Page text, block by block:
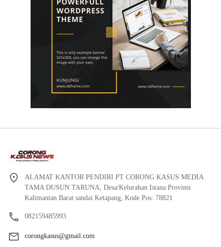
ALAMAT KANTOR PENDIRI PT CORONG KASUS MEDIA
TAMA DUSUN TARUNA, Desa/Kelurahan Istana Provinsi
Kalimantan Barat sandai Ketapang, Kode Pos: 78821
082159485993
corongkasus@gmail.com